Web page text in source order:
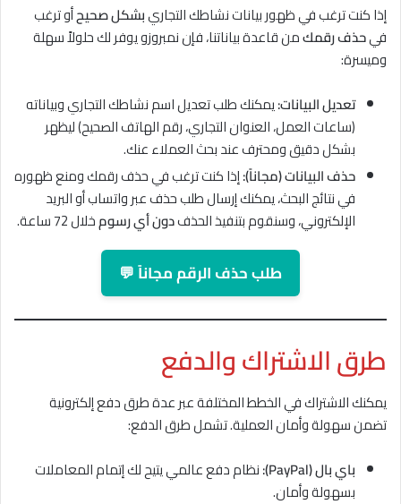
إذا كنت ترغب في ظهور بيانات نشاطك التجاريبشكل صحيحأو ترغب
فيحذف رقمكمن قاعدة بياناتنا، فإن نمبروزو يوفر لك حلولاً سهلة
وميسرة:
تعديل البيانات:يمكنك طلب تعديل اسم نشاطك التجاري وبياناته
(ساعات العمل، العنوان التجاري، رقم الهاتف الصحيح) ليظهر
بشكل دقيق ومحترف عند بحث العملاء عنك.
حذف البيانات (مجاناً):إذا كنت ترغب في حذف رقمك ومنع ظهوره
في نتائج البحث، يمكنك إرسال طلب حذف عبر واتساب أو البريد
الإلكتروني، وسنقوم بتنفيذ الحذفدون أي رسومخلال 72 ساعة.
طلب حذف الرقم مجاناً 💬
طرق الاشتراك والدفع
يمكنك الاشتراك في الخطط المختلفة عبر عدة طرق دفع إلكترونية
تضمن سهولة وأمان العملية. تشمل طرق الدفع:
باي بال (PayPal):
نظام دفع عالمي يتيح لك إتمام المعاملات
بسهولة وأمان.